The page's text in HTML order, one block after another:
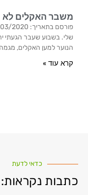
משבר האקלים לא
שלי. בשבוע שעבר הגעתי
הנוער למען האקלים, מגמה
קרא עוד »
כדאי לדעת
כתבות נקראות: